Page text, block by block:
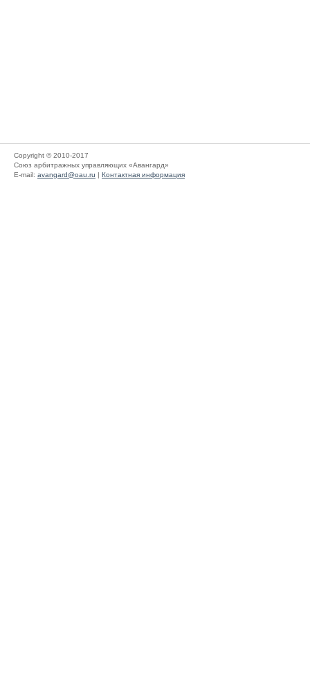
Copyright © 2010-2017
Союз арбитражных управляющих «Авангард»
E-mail: avangard@oau.ru | Контактная информация